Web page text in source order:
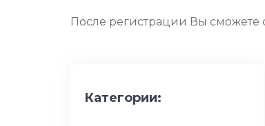
После регистрации Вы сможете
Категории: